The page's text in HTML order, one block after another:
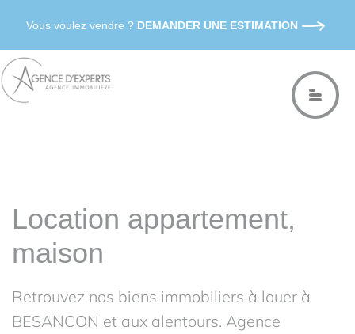
Vous voulez vendre ? DEMANDER UNE ESTIMATION
Location appartement,
maison
Retrouvez nos biens immobiliers à louer à
BESANCON et aux alentours. Agence